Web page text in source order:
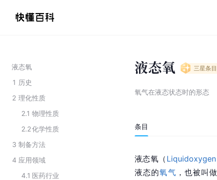
液态氧
1 历史
2 理化性质
2.1 物理性质
2.2化学性质
3 制备方法
4 应用领域
4.1 医药行业
液态氧 三星条目
氧气在液态状态时的形态
条目
液态氧（ Liquidoxygen
液态的氧气 ，也被叫